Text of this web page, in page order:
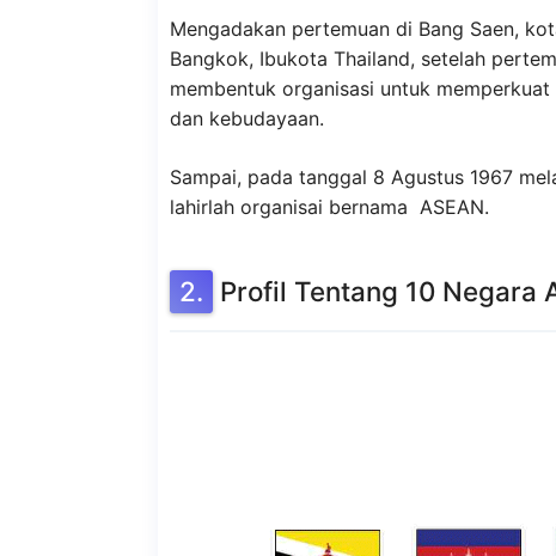
Mengadakan pertemuan di Bang Saen,
Bangkok, Ibukota Thailand, setelah
membentuk organisasi untuk
dan kebudayaan.
Sampai, pada tanggal 8 Agustus 1967
lahirlah organisai bernama ASEAN.
Profil Tentang 10 Negara